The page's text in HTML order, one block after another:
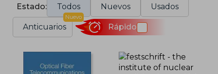
Estado: Todos Nuevos Usados
Anticuarios
Nuevo
Rápido